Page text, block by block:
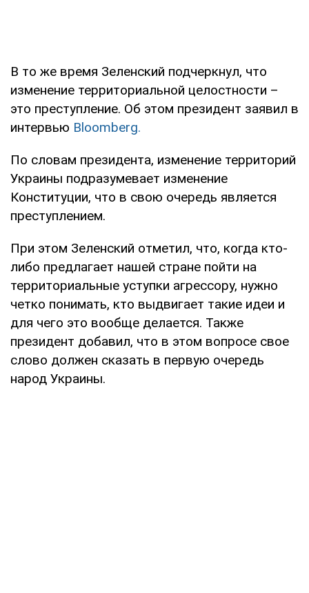
В то же время Зеленский подчеркнул, что
изменение территориальной целостности –
это преступление. Об этом президент заявил в
интервью Bloomberg.
По словам президента, изменение территорий
Украины подразумевает изменение
Конституции, что в свою очередь является
преступлением.
При этом Зеленский отметил, что, когда кто-
либо предлагает нашей стране пойти на
территориальные уступки агрессору, нужно
четко понимать, кто выдвигает такие идеи и
для чего это вообще делается. Также
президент добавил, что в этом вопросе свое
слово должен сказать в первую очередь
народ Украины.